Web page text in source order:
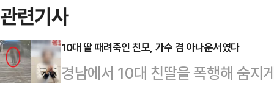
관련기사
10대 딸 때려죽인 친모, 가수 겸 아나운서였다
경남에서 10대 친딸을 폭행해 숨지
온몸에는 멍과 상처가 남아 있었지